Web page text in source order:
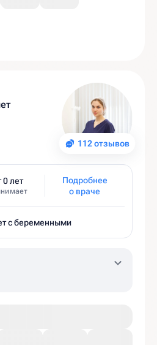
112 отзывов
0 лет
Подробнее
о враче
с беременными